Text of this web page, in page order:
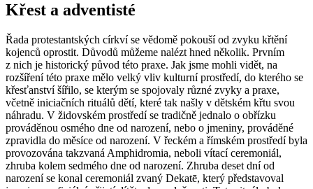
Křest a adventisté
Řada protestantských církví se vědomě pokouší od zvyku křtění
kojenců oprostit. Důvodů můžeme nalézt hned několik. Prvním
z nich je historický původ této praxe. Jak jsme mohli vidět, na
rozšíření této praxe mělo velký vliv kulturní prostředí, do kterého se
křesťanství šířilo, se kterým se spojovaly různé zvyky a praxe,
včetně iniciačních rituálů dětí, které tak našly v dětském křtu svou
náhradu. V židovském prostředí se tradičně jednalo o obřízku
prováděnou osmého dne od narození, nebo o jmeniny, prováděné
zpravidla do měsíce od narození. V řeckém a římském prostředí byla
provozována takzvaná Amphidromia, neboli vítací ceremoniál,
zhruba kolem sedmého dne od narození. Zhruba deset dní od
narození se konal ceremoniál zvaný Dekatē, který představoval